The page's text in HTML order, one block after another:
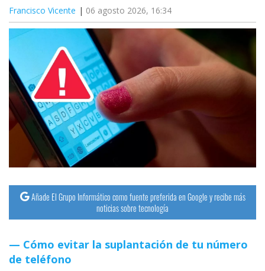
Francisco Vicente 06 agosto 2026, 16:34
Añade El Grupo Informático como fuente preferida en Google y recibe más
noticias sobre tecnología
Cómo evitar la suplantación de tu número
de teléfono